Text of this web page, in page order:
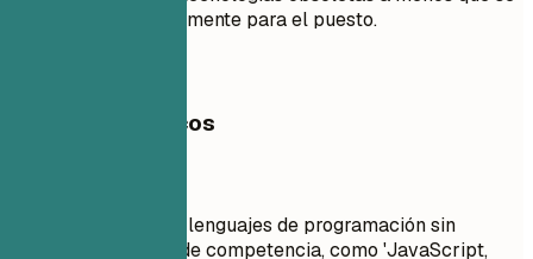
requieran específicamente para el puesto.
Ejemplos prácticos
Enumerar múltiples lenguajes de programación sin
especificar niveles de competencia, como 'JavaScript,